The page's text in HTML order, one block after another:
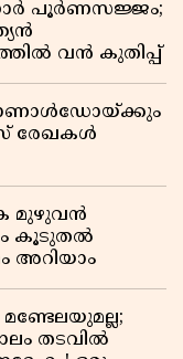
പൂർണസജ്ജം;
വൻ കുതിപ്പ്
റൊണാൾഡോയ്ക്കും
രേഖകൾ
മുഴുവൻ
കൂടുതൽ
അറിയാം
തടവിൽ